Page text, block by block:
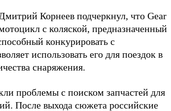
Корнеев подчеркнул, что Gear
с коляской, предназначенный
конкурировать с
использовать его для поездок в
снаряжения.
проблемы с поиском запчастей для
После выхода сюжета российские